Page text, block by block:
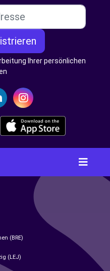
Ihrer persönlichen
(BRE)
(LEJ)